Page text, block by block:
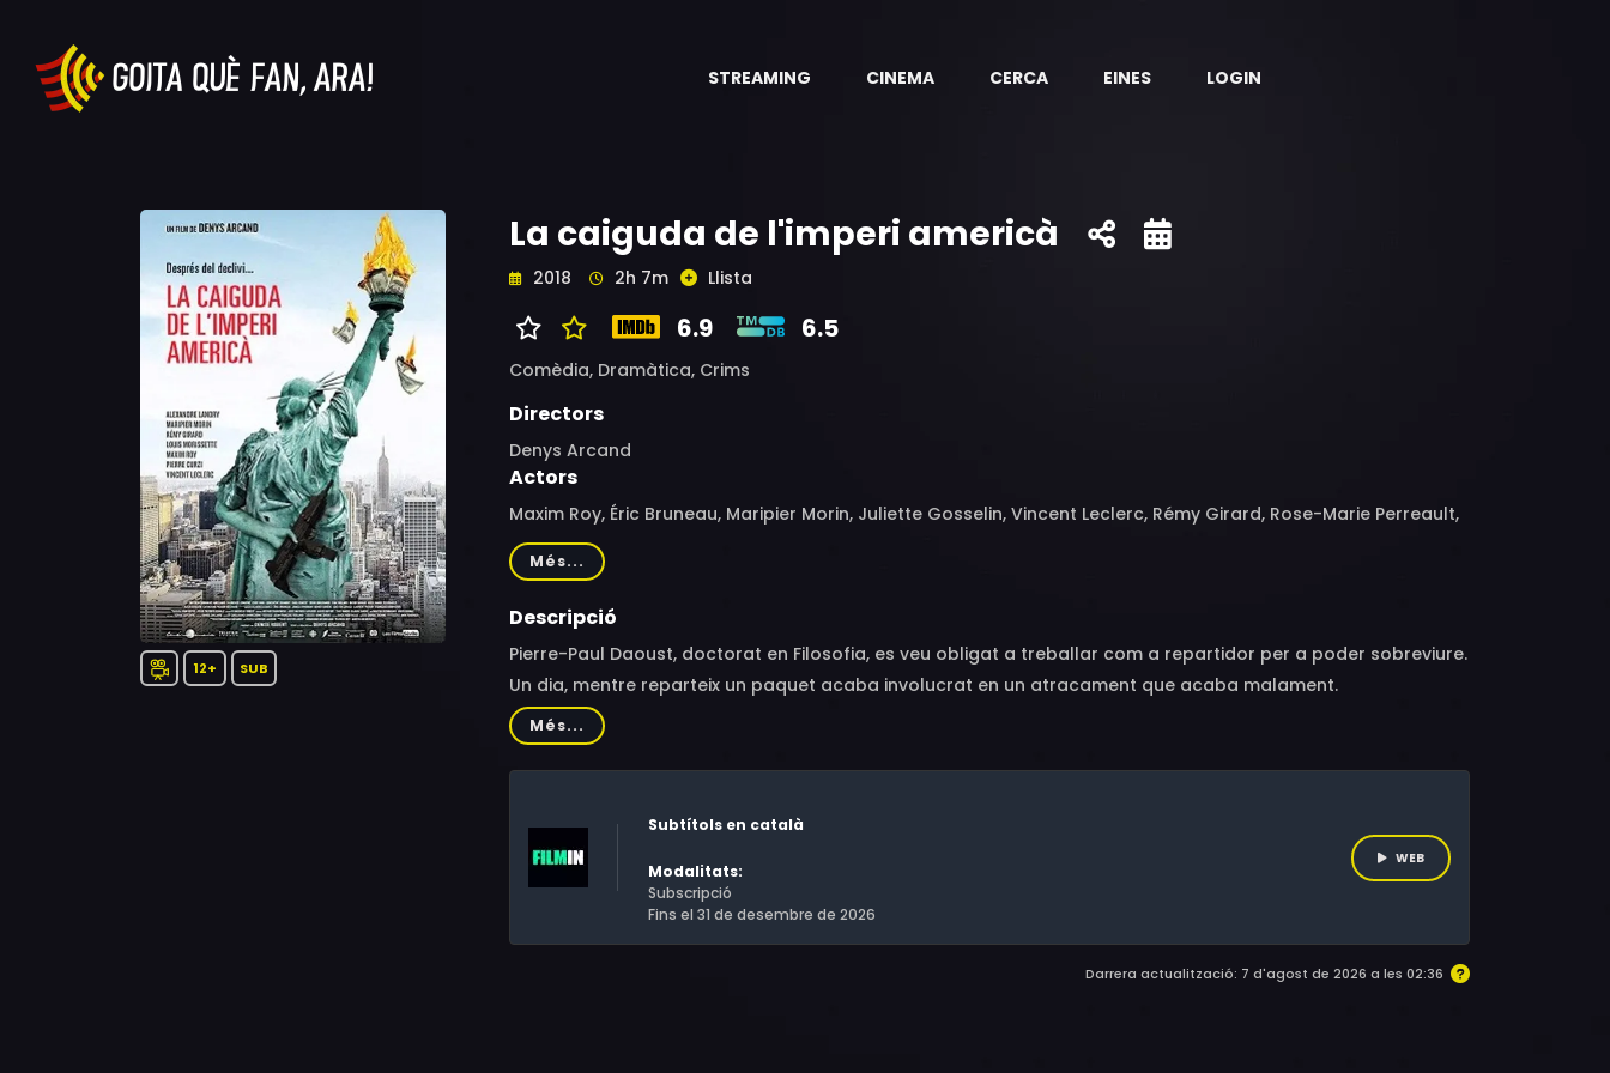
STREAMING CINEMA CERCA EINES LOGIN
12+ SUB
La caiguda de l'imperi americà
2018 2h 7m Llista
6.9 6.5
Comèdia, Dramàtica, Crims
Directors
Denys Arcand
Actors
Maxim Roy, Éric Bruneau, Maripier Morin, Juliette Gosselin, Vincent Leclerc, Rémy Girard, Rose-Marie Perreault,
Remy Girard, Alexandre Landry, Louis Morissette, Pierre Curzi, Patrick Abellard, Florence Longpré, Eddy King,
Geneviève Schmidt, Paul Doucet, Denis Bouchard, Yan England, David Savard, Alain Goulem, Catherine Paquin-
Béchard, Claude Legault, James Hyndman, Benoît Brière, Gaston Lepage, Laurent Paquin, François Dompierre,
Més...
Descripció
Pierre-Paul Daoust, doctorat en Filosofia, es veu obligat a treballar com a repartidor per a poder sobreviure.
Un dia, mentre reparteix un paquet acaba involucrat en un atracament que acaba malament.
Més...
Subtítols en català
Modalitats:
Subscripció
Fins el 31 de desembre de 2026
WEB
Darrera actualització: 7 d'agost de 2026 a les 02:36